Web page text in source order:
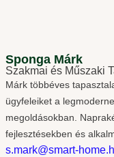
Sponga Márk
Szakmai és Műszaki
Márk többéves
ügyfeleiket a
megoldásokban.
fejlesztésekben és
s.mark@smart-